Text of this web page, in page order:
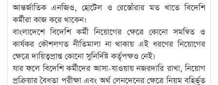
আন্তর্জাতিক এনজিও, হোটেল ও রেস্তোঁরার মত খাতে বিদেশি
কর্মীরা কাজ করে থাকেন।
বাংলাদেশে বিদেশি কর্মী নিয়োগের ক্ষেত্রে কোনো সমন্বিত ও
কার্যকর কৌশলগত নীতিমালা না থাকায় এই ধরণের নিয়োগের
ক্ষেত্রে দায়িত্বপ্রাপ্ত কোনো সুনির্দিষ্ট কর্তৃপক্ষও নেই।
যার ফলে বিদেশি কর্মীদের আসা-যাওয়ায় নজরদারি রাখা, নিয়োগ
প্রক্রিয়ার বৈধতা পরীক্ষা এবং অর্থ লেনদেনের ক্ষেত্রে নিয়ম বহির্ভূত